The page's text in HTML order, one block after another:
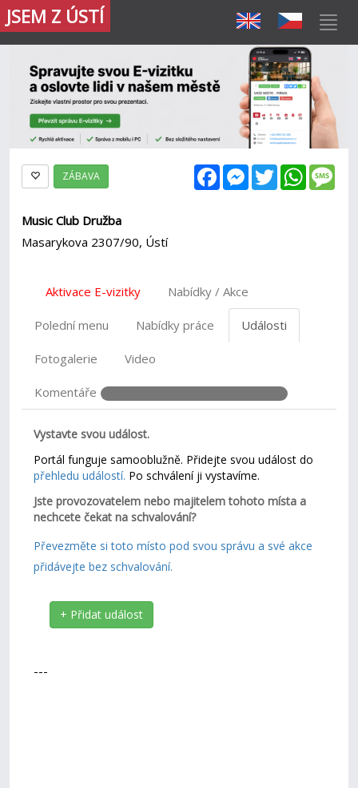
JSEM Z ÚSTÍ
FacebookMessenger
Twitter
ZÁBAVA
Music Club Družba
Masarykova 2307/90, Ústí
Aktivace E-vizitky Nabídky / Akce
Polední menu Nabídky práce Události
Fotogalerie Video
Komentáře
Vystavte svou událost.
Portál funguje samooblužně. Přidejte svou událost do
přehledu událostí. Po schválení ji vystavíme.
Jste provozovatelem nebo majitelem tohoto místa a
nechcete čekat na schvalování?
Převezměte si toto místo pod svou správu a své akce
přidávejte bez schvalování.
+ Přidat událost
---